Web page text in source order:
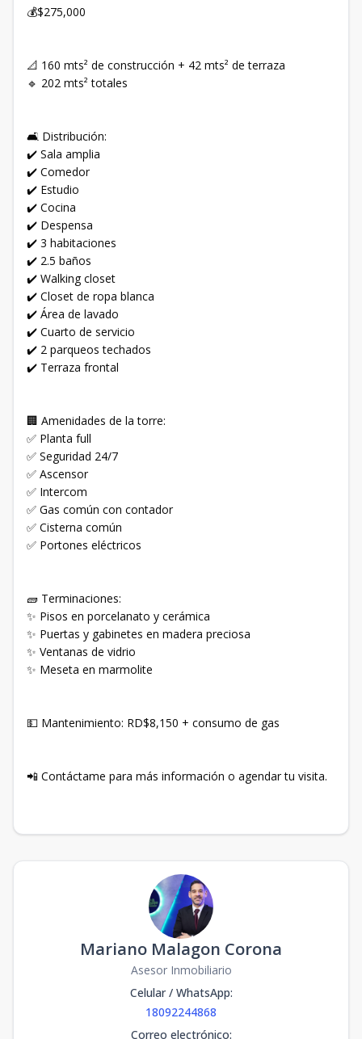
💰$275,000
📐 160 mts² de construcción + 42 mts² de terraza
🔹 202 mts² totales
🛋️ Distribución:
✔️ Sala amplia
✔️ Comedor
✔️ Estudio
✔️ Cocina
✔️ Despensa
✔️ 3 habitaciones
✔️ 2.5 baños
✔️ Walking closet
✔️ Closet de ropa blanca
✔️ Área de lavado
✔️ Cuarto de servicio
✔️ 2 parqueos techados
✔️ Terraza frontal
🏢 Amenidades de la torre:
✅ Planta full
✅ Seguridad 24/7
✅ Ascensor
✅ Intercom
✅ Gas común con contador
✅ Cisterna común
✅ Portones eléctricos
🧱 Terminaciones:
✨ Pisos en porcelanato y cerámica
✨ Puertas y gabinetes en madera preciosa
✨ Ventanas de vidrio
✨ Meseta en marmolite
💵 Mantenimiento: RD$8,150 + consumo de gas
📲 Contáctame para más información o agendar tu visita.
Mariano Malagon Corona
Asesor Inmobiliario
Celular / WhatsApp:
18092244868
Correo electrónico: